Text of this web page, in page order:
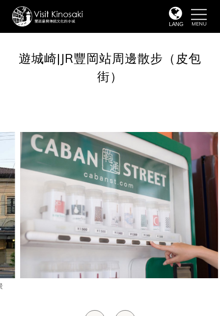
LANG
toggle
遊城崎|JR豐岡站周邊散步（皮包
街）